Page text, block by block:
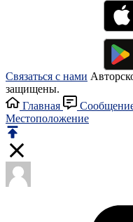
Связаться с нами
защищены.
Главная
Местоположение